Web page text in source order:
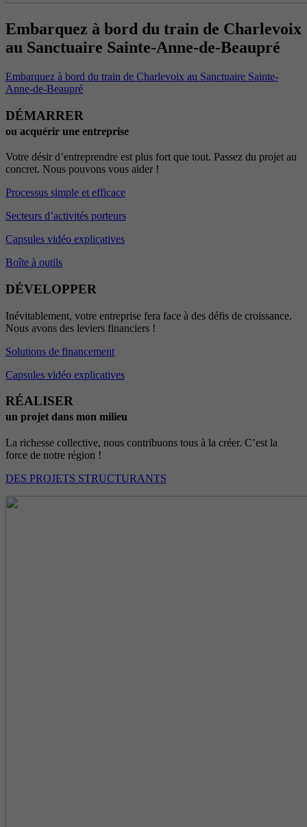
Embarquez à bord du train de Charlevoix
au Sanctuaire Sainte-Anne-de-Beaupré
Embarquez à bord du train de Charlevoix au Sanctuaire Sainte-
Anne-de-Beaupré
DÉMARRER
ou acquérir une entreprise
Votre désir d’entreprendre est plus fort que tout. Passez du projet au
concret. Nous pouvons vous aider !
Processus simple et efficace
Secteurs d’activités porteurs
Capsules vidéo explicatives
Boîte à outils
DÉVELOPPER
Inévitablement, votre entreprise fera face à des défis de croissance.
Nous avons des leviers financiers !
Solutions de financement
Capsules vidéo explicatives
RÉALISER
un projet dans mon milieu
La richesse collective, nous contribuons tous à la créer. C’est la
force de notre région !
DES PROJETS STRUCTURANTS